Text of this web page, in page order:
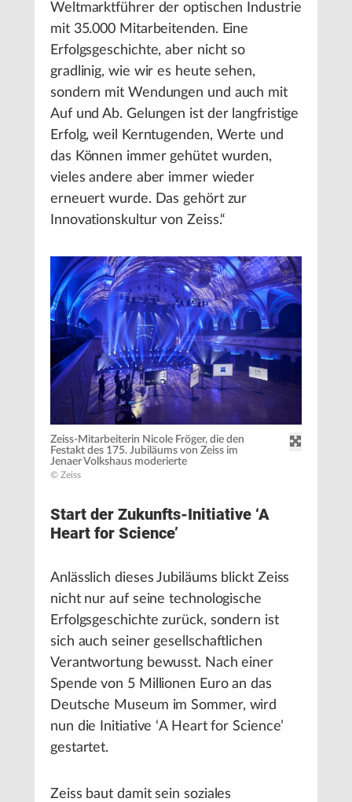
Weltmarktführer der optischen Industrie
mit 35.000 Mitarbeitenden. Eine
Erfolgsgeschichte, aber nicht so
gradlinig, wie wir es heute sehen,
sondern mit Wendungen und auch mit
Auf und Ab. Gelungen ist der langfristige
Erfolg, weil Kerntugenden, Werte und
das Können immer gehütet wurden,
vieles andere aber immer wieder
erneuert wurde. Das gehört zur
Innovationskultur von Zeiss.“
Zeiss-Mitarbeiterin Nicole Fröger, die den
Festakt des 175. Jubiläums von Zeiss im
Jenaer Volkshaus moderierte
© Zeiss
Start der Zukunfts-Initiative ‘A
Heart for Science’
Anlässlich dieses Jubiläums blickt Zeiss
nicht nur auf seine technologische
Erfolgsgeschichte zurück, sondern ist
sich auch seiner gesellschaftlichen
Verantwortung bewusst. Nach einer
Spende von 5 Millionen Euro an das
Deutsche Museum im Sommer, wird
nun die Initiative ‘A Heart for Science’
gestartet.
Zeiss baut damit sein soziales